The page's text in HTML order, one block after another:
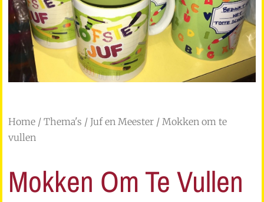
Home / Thema's / Juf en Meester / Mokken om te
vullen
Mokken Om Te Vullen